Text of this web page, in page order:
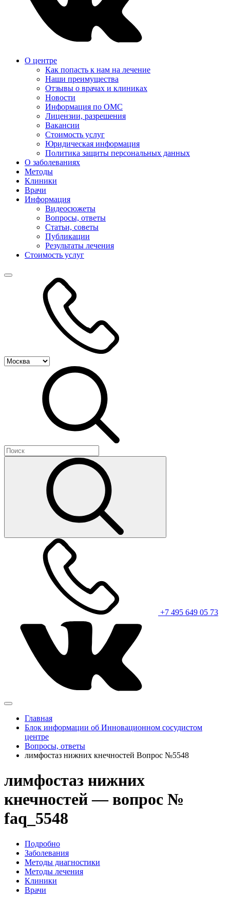
О центре
Как попасть к нам на лечение
Наши преимущества
Отзывы о врачах и клиниках
Новости
Информация по ОМС
Лицензии, разрешения
Вакансии
Стоимость услуг
Юридическая информация
Политика защиты персональных данных
О заболеваниях
Методы
Клиники
Врачи
Информация
Видеосюжеты
Вопросы, ответы
Статьи, советы
Публикации
Результаты лечения
Стоимость услуг
+7 495 649 05 73
Главная
Блок информации об Инновационном сосудистом
центре
Вопросы, ответы
лимфостаз нижних кнечностей Вопрос №5548
лимфостаз нижних
кнечностей — вопрос №
faq_5548
Подробно
Заболевания
Методы диагностики
Методы лечения
Клиники
Врачи